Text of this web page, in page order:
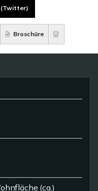
(Twitter)
Broschüre
(ca.)